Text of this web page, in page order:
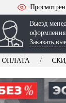
Выезд
оформления
Заказать
ОПЛАТА